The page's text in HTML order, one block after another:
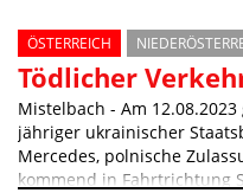
ÖSTERREICH
Tödlicher
Mistelbach - Am
jähriger ukrainischer
Mercedes, polnische
kommend in Fahrtrichtung